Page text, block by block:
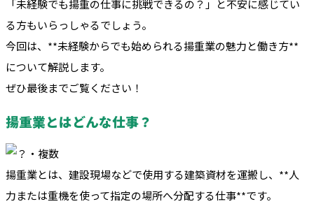
「未経験でも揚重の仕事に挑戦できるの？」と不安に感じてい
る方もいらっしゃるでしょう。
今回は、**未経験からでも始められる揚重業の魅力と働き方**
について解説します。
ぜひ最後までご覧ください！
揚重業とはどんな仕事？
揚重業とは、建設現場などで使用する建築資材を運搬し、**人
力または重機を使って指定の場所へ分配する仕事**です。